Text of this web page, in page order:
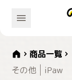
商品一覧
その他
iPaw